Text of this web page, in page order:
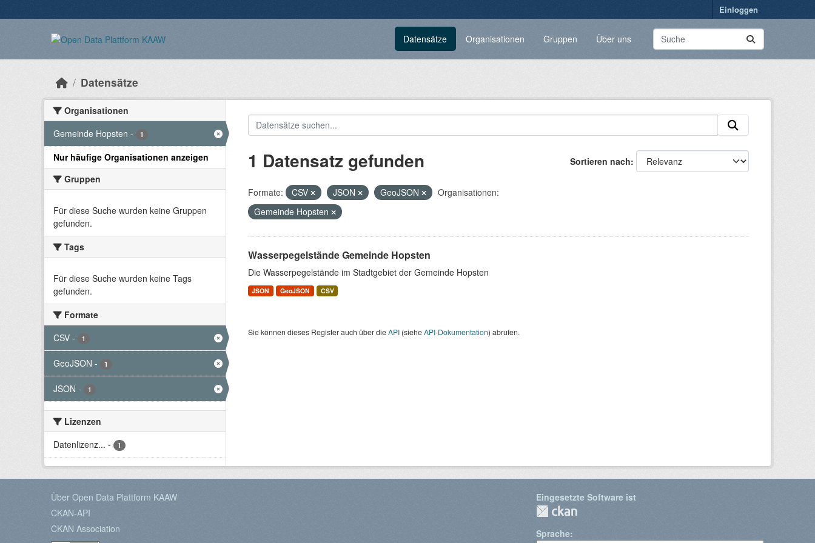
Einloggen
Datensätze Organisationen Gruppen Über uns
Datensätze
Organisationen
Gemeinde Hopsten - 1
Nur häufige Organisationen anzeigen
Gruppen
Für diese Suche wurden keine Gruppen
gefunden.
Tags
Für diese Suche wurden keine Tags
gefunden.
Formate
CSV - 1
GeoJSON - 1
JSON - 1
Lizenzen
Datenlizenz... - 1
Sortieren nach
1 Datensatz gefunden
Formate: CSV JSON GeoJSON
Organisationen:
Gemeinde Hopsten
Wasserpegelstände Gemeinde Hopsten
Die Wasserpegelstände im Stadtgebiet der Gemeinde Hopsten
JSON GeoJSON CSV
Sie können dieses Register auch über dieAPI(sieheAPI-Dokumentation) abrufen.
Über Open Data Plattform KAAW
CKAN-API
CKAN Association
Eingesetzte Software ist
Sprache